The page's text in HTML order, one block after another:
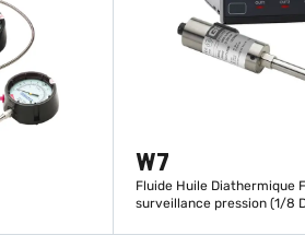
W7
Fluide Huile Diathermique
surveillance pression (1/8